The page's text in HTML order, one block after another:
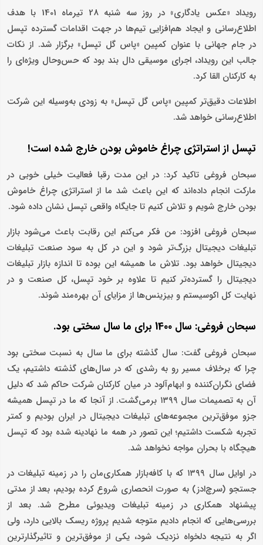
رویداد «عکس یادگاری» در روز سه شنبه 28 تیرماه 1401 با هدف
اطلاع‌رسانی و ایجاد هم‌افزایی تیم‌ها در جهت اقدامات گسترده تپسل
در جام جهانی با عنوان کمپین «پاس گل تپسل» برگزار شد. از نکات
جالب این رویداد، اجرای موسیقی دال بند بود که حس‌وحال ویژه‌ای را
به کارکنان القا کرد.
اطلاعات دقیق‌تر کمپین «پاس گل تپسل» به زودی به‌وسیله این شرکت
اطلاع‌رسانی خواهد شد.
تپسل از استراتژی چراغ خاموش بودن خارج شده است!
سبحان فروغی تاکید کرد: در این مدت رقبا فعالیت خیلی خوبی در
مارکت انجام داده‌اند که این باعث شد ما از استراتژی چراغ خاموش
بودن خارج شویم و تلاش کنیم تا جایگاه واقعی تپسل نشان داده شود.
سبحان فروغی افزود: من فکر می‌کنم این رقابت باعث می‌شود بازار
تبلیغات دیجیتال بزرگ‌تر شود و این در کل به سود صنعت تبلیغات
دیجیتال خواهد بود. تلاش ما همیشه این بوده تا اندازه بازار تبلیغات
دیجیتال را گسترده‌تر کنیم تا علاوه بر خود تپسل، کل صنعت و در
نهایت کل اکوسیستم و بیزینس‌ها از مزایای آن بهره‌مند شوند.
سبحان فروغی: سال 1400 برای ما سال سختی بود.
سبحان فروغی گفت: سال گذشته برای ما سال به نسبت سختی بود
چرا که برخلاف مسیر رو به رشدی که در سال‌های گذشته داشتیم، یک
فضای نگران‌کننده و ابهام‌آلود در میان کارکنان شرکت حاکم شد که دلیل
آن به تصمیمات سال ۱۳۹۹ برمی‌گشت. از آنجا که ما در تپسل همیشه
جزو موفق‌ترین مجموعه‌های تبلیغات دیجیتال در ایران بودیم و کمتر
تجربه شکست‌ داشتیم؛ این تصور در همه ما نهادینه شده بود که تپسل
هیچگاه با بحران مواجه نخواهد شد.
در اوایل سال ۱۳۹۹ که با کافه‌بازار همکاری‌مان را در زمینه تبلیغات در
جستجو (سرچ‌ادز) به صورت انحصاری شروع کرده بودیم، بعد از مدتی
پیشنهاد همکاری‌ در زمینه تبلیغات ویدیوئی مطرح شد. بعد از
بررسی‌هایی که انجام دادیم متوجه شدیم پروژه ریسک بالایی دارد، ولی
اگر به نتیجه دلخواه نزدیک شود، یکی از موفق‌ترین و تاثیرگذارترین